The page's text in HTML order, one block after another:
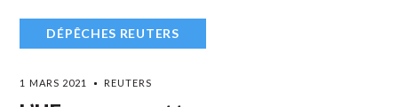
DÉPÊCHES REUTERS
1 MARS 2021 REUTERS